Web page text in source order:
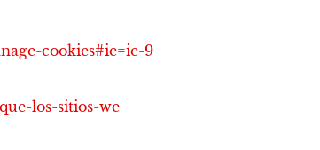
cookies#ie=ie-9
los-sitios-we